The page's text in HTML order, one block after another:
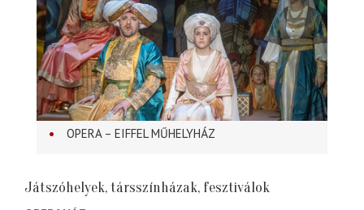
OPERA – EIFFEL MŰHELYHÁZ
Játszóhelyek, társszínházak, fesztiválok